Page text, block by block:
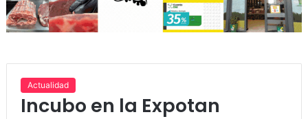
Actualidad
Incubo en la Expotan